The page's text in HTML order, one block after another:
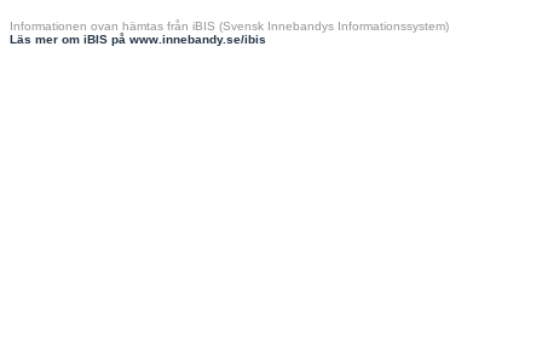
Informationen ovan hämtas från iBIS (Svensk Innebandys Informationssystem)
Läs mer om iBIS på www.innebandy.se/ibis